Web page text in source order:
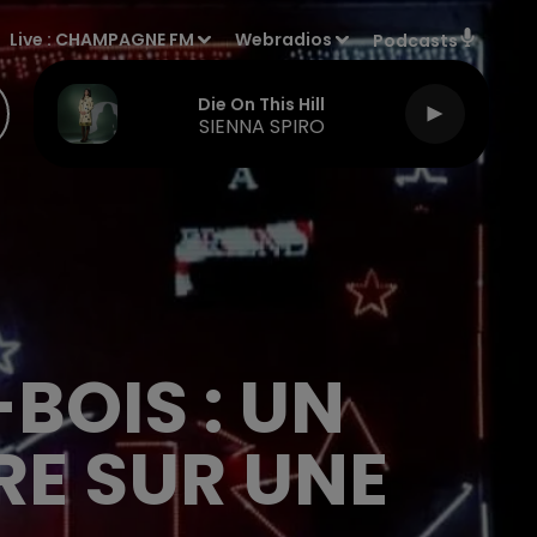
Live :CHAMPAGNE FM Webradios Podcasts
Die On This Hill
SIENNA SPIRO
: UN
SUR UNE